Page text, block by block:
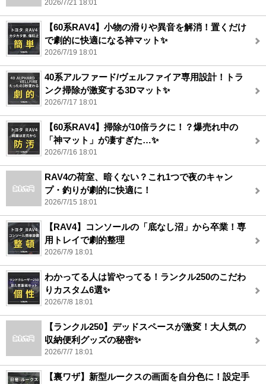
2026/7/21 18:01
【60系RAV4】小物の滑りや異音を解消！置くだけ
で劇的に快適になる神マット✨
2026/7/19 18:01
40系アルファード/ヴェルファイア専用設計！トラ
ンク掃除が激変する3Dマット✨
2026/7/17 18:01
【60系RAV4】掃除が10倍ラクに！？爆売れ中の
「神マット」が凄すぎた…✨
2026/7/16 18:01
RAV4の荷室、暗くない？これ1つで夜のキャン
プ・釣りが劇的に快適に！
2026/7/15 18:01
【RAV4】コンソールの「底なし沼」から卒業！専
用トレイで劇的整理
2026/7/9 18:01
わかってる人は皆やってる！ランクル250のこだわ
りカスタム6選✨
2026/7/8 18:01
【ランクル250】デッドスペースが激変！大人気の
収納便利グッズの秘密✨
2026/7/7 18:01
【裏ワザ】新型ルークスの画面を自分色に！設定手